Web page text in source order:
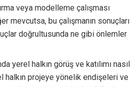
veya modelleme çalışması
mevcutsa, bu çalışmanın sonuçları
doğrultusunda ne gibi önlemler
yerel halkın görüş ve katılımı nasıl
halkın projeye yönelik endişeleri ve